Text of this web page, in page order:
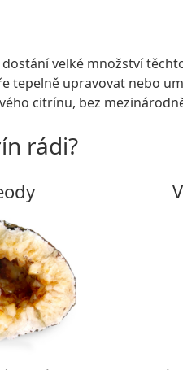
velké množství
tepelně upravovat nebo
citrínu, bez
rádi?